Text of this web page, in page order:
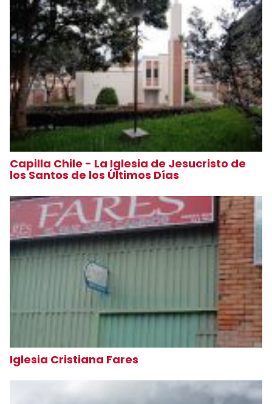
Capilla Chile - La Iglesia de Jesucristo de
los Santos de los Últimos Días
Iglesia Cristiana Fares